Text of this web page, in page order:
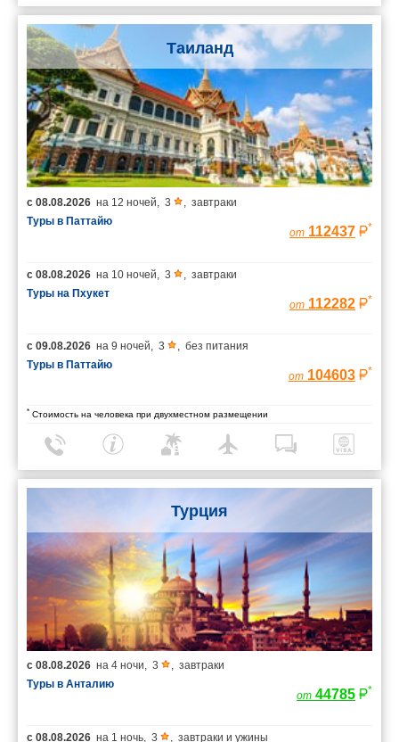
Таиланд
с 08.08.2026 на 12 ночей 3
завтраки
Туры в Паттайю
от 112437 *
с 08.08.2026 на 10 ночей 3
завтраки
Туры на Пхукет
от 112282 *
с 09.08.2026 на 9 ночей 3
без питания
Туры в Паттайю
от 104603 *
* Стоимость на человека при двухместном размещении
Турция
с 08.08.2026 на 4 ночи, 3 , завтраки
Туры в Анталию
от 44785 *
с 08.08.2026 на 1 ночь, 3 , завтраки и ужины